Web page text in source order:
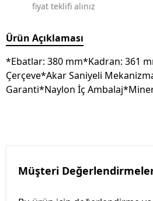
fiyat teklifi alınız
Ürün Açıklaması
*Ebatlar: 380 mm*Kadran: 361
Çerçeve*Akar Saniyeli
Garanti*Naylon İç
Müşteri